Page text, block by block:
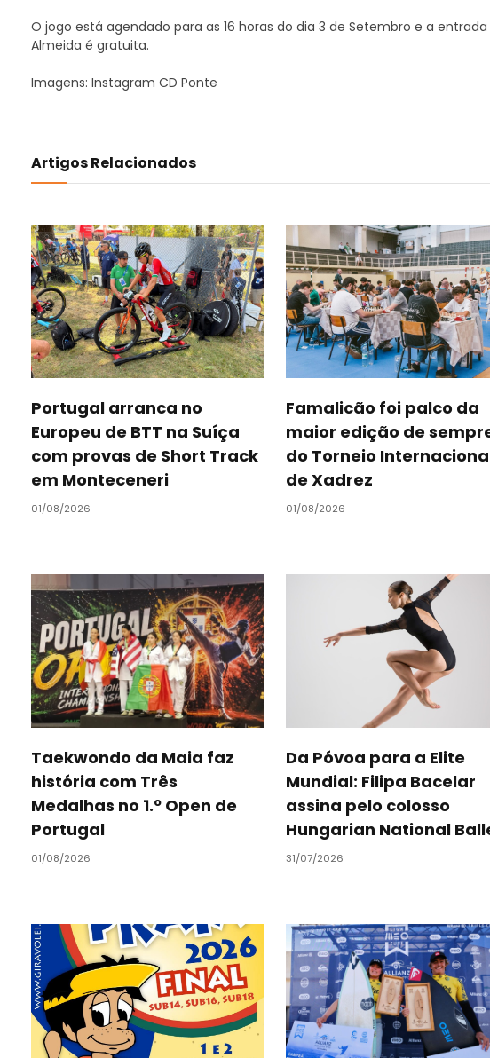
O jogo está agendado para as 16 horas do dia 3 de Setembro e a
Almeida é gratuita.
Imagens: Instagram CD Ponte
Artigos Relacionados
Portugal arranca no
Europeu de BTT na Suíça
com provas de Short Track
em Monteceneri
01/08/2026
Famalicão foi palco da
maior edição de
do Torneio
de Xadrez
01/08/2026
Taekwondo da Maia faz
história com Três
Medalhas no 1.º Open de
Portugal
01/08/2026
Da Póvoa para a Elite
Mundial: Filipa Bacelar
assina pelo colosso
Hungarian National
31/07/2026